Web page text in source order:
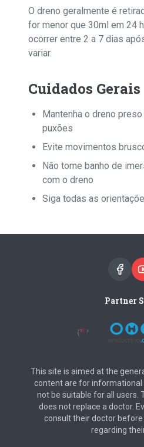
O dreno geralmente é
for menor que 30ml em 24
ocorrer entre 2 a 7 dias
variar.
Cuidados Gerais
Mantenha o dreno
puxões
Evite movimentos
Não tome banho de
com o dreno
Siga todas as
Partner
This site is aimed at the
content are for informational
not be suitable for all users.
does not replace a doctor.
consult their doctor
regarding